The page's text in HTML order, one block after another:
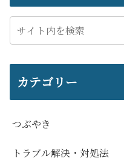
カテゴリー
つぶやき
トラブル解決・対処法